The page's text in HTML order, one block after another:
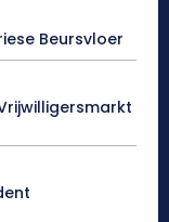
Beursvloer